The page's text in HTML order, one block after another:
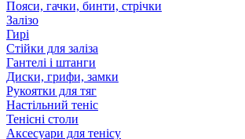
Пояси, гачки, бинти, стрічки
Залізо
Гирі
Стійки для заліза
Гантелі і штанги
Диски, грифи, замки
Рукоятки для тяг
Настільний теніс
Тенісні столи
Аксесуари для тенісу